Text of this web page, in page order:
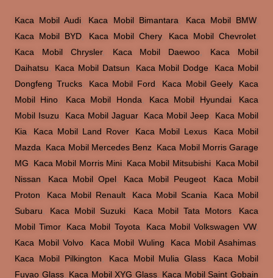
Kaca Mobil Audi Kaca Mobil Bimantara Kaca Mobil BMW,
Kaca Mobil BYD
Kaca Mobil Chery, Kaca Mobil Chevrolet
Kaca Mobil Chrysler, Kaca Mobil Daewoo
Kaca Mobil
Daihatsu
Kaca Mobil Datsun Kaca Mobil Dodge
Kaca Mobil
Dongfeng Trucks, Kaca Mobil Ford Kaca Mobil Geely, Kaca
Mobil Hino
Kaca Mobil Honda Kaca Mobil Hyundai, Kaca
Mobil Isuzu
Kaca Mobil Jaguar, Kaca Mobil Jeep
Kaca Mobil
Kia
Kaca Mobil Land Rover, Kaca Mobil Lexus
Kaca Mobil
Mazda
Kaca Mobil Mercedes Benz Kaca Mobil Morris Garage
MG
Kaca Mobil Morris Mini, Kaca Mobil Mitsubishi, Kaca Mobil
Nissan
Kaca Mobil Opel Kaca Mobil Peugeot
Kaca Mobil
Proton
Kaca Mobil Renault Kaca Mobil Scania
Kaca Mobil
Subaru
Kaca Mobil Suzuki Kaca Mobil Tata Motors, Kaca
Mobil Timor, Kaca Mobil Toyota Kaca Mobil Volkswagen VW,
Kaca Mobil Volvo
Kaca Mobil Wuling Kaca Mobil Asahimas
Kaca Mobil Pilkington
Kaca Mobil Mulia Glass
Kaca Mobil
Fuyao Glass, Kaca Mobil XYG Glass, Kaca Mobil Saint Gobain